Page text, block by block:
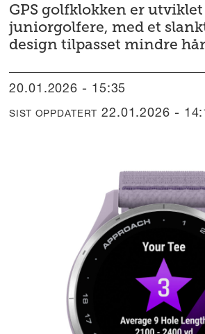
GPS golfklokken er
juniorgolfere, med et
design tilpasset mindre
20.01.2026 - 15:35
SIST OPPDATERT 22.01.2026 -